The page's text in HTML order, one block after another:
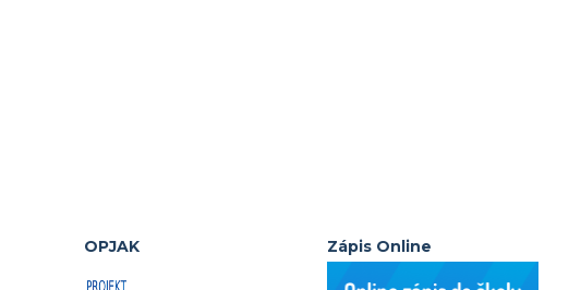
OPJAK Zápis Online